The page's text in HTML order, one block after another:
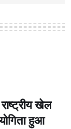
खेल
हुआ